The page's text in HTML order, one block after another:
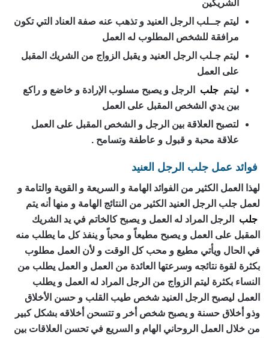
الشريكين
ليتم جــلب الرجل العنيد و تذهب عنه صفة العناد التي تكون
مرافقة للشخص المطلوب له العمل
ليتم جـلب الرجل العنيد و يقبل الزواج من الشريك المقبل
على العمل
ليتم جلب
الرجل و يصبح مسلوب الإرادة و خاضع و راكع
بين يدي الشخص المقبل على العمل
لتصبح العلاقة بين الرجل و الشخص المقبل على العمل
علاقة محبة و قبول و عاطفة وتسامح .
فوائد عمل جلب الرجل العنيد
لهذا العمل الكثير من الفوائد الهامة و السريعة و القوية والتامة و
لعمل جلب الرجل العنيد الكثير من النتائج الهامة و منها أنه يتم
جلب
الرجل المراد له العمل و يصبح كالخاتم في يد الشريك
المقبل على العمل و يصبح مطيعاً و محباً و ينفذ كل ما يطلب منه
في الحال ويأتي مطيع و محب كل الوقت و لأن العمل مطلوب
بكثرة لقوة نتائجه وسرعتها العائدة من العمل و العمل يطلب من
النساء بكثرة ليتم الزواج من الرجل المراد له العمل و يطلب
العمل ليصبح الرجل العنيد شخص طيب القلب و حسن الأخلاق
وذو أخلاق حسنة و يصبح شخص أخر و تتسحن أخلاقه بشكل كبير
من خلال العمل الروحاني الهام و السريع في تحسن العلاقات بين